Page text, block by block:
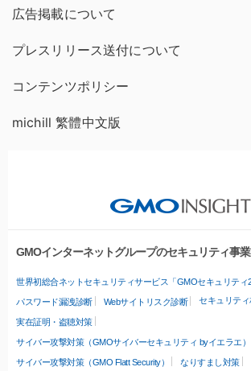
広告掲載について
プレスリリース送付について
コンテンツポリシー
michill 繁體中文版
GMOインターネットグループのセキュリティ事
世界初総合ネットセキュリティサービス「GMOセキュリティ
パスワード漏洩診断 Webサイトリスク診断 セキュリテ
実在証明・盗聴対策
サイバー攻撃対策（GMOサイバーセキュリティ byイエラエ）
サイバー攻撃対策（GMO Flatt Security）
なりすまし対策